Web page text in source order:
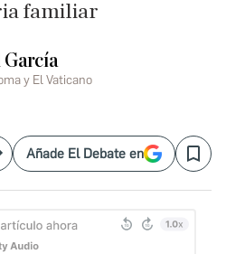
familiar
y El Vaticano
Añade El Debate en Save